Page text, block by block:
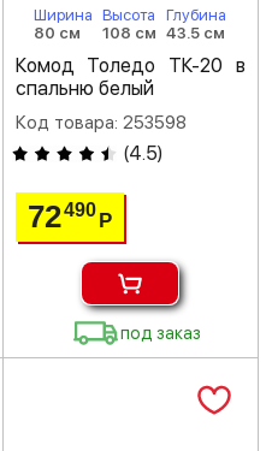
Ширина
80 см
Высота
108 см
Глубина
43.5 см
Комод Толедо ТК-20 в
спальню белый
Код товара: 253598
(4.5)
72490 Р
под заказ